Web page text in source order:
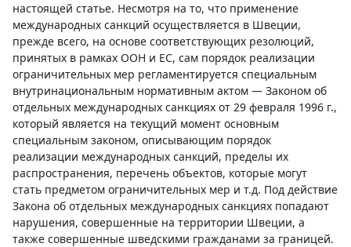
настоящей статье. Несмотря на то, что применение
международных санкций осуществляется в Швеции,
прежде всего, на основе соответствующих резолюций,
принятых в рамках ООН и ЕС, сам порядок реализации
ограничительных мер регламентируется специальным
внутринациональным нормативным актом — Законом об
отдельных международных санкциях от 29 февраля 1996 г.,
который является на текущий момент основным
специальным законом, описывающим порядок
реализации международных санкций, пределы их
распространения, перечень объектов, которые могут
стать предметом ограничительных мер и т.д. Под действие
Закона об отдельных международных санкциях попадают
нарушения, совершенные на территории Швеции, а
также совершенные шведскими гражданами за границей.